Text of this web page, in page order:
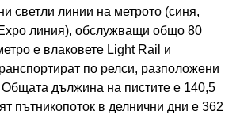
светли линии на метрото (синя,
линия), обслужващи общо 80
е влаковете Light Rail и
по релси, разположени
Общата дължина на пистите е 140,5
пътникопоток в делнични дни е 362